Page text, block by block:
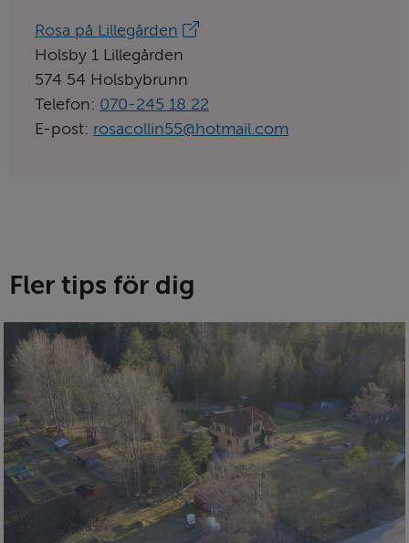
Länk
till
aktörens
hemsida:
Rosa på Lillegården
Holsby 1 Lillegården
574 54 Holsbybrunn
Telefon: 070-245 18 22
E-post: rosacollin55@hotmail.com
Fler tips för dig